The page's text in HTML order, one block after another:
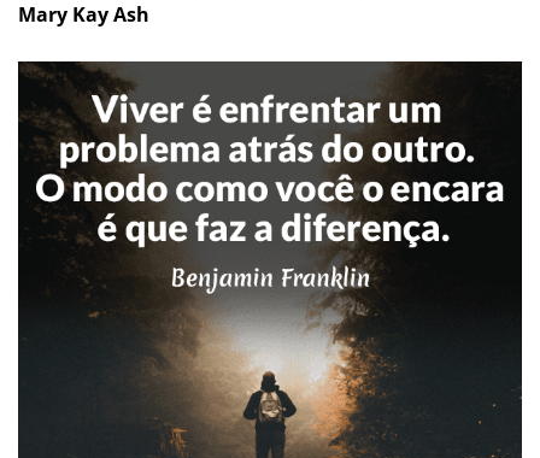
Mary Kay Ash